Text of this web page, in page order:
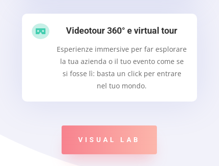
 Videotour 360° e virtual tour
Esperienze immersive per far esplorare
la tua azienda o il tuo evento come se
si fosse lì: basta un click per entrare
nel tuo mondo.
VISUAL LAB